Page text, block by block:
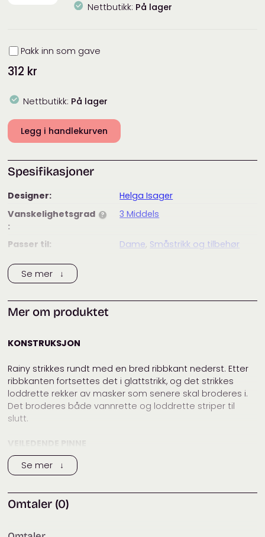
Nettbutikk: På lager
Innpakning
Pakk inn som gave
312 kr
Nettbutikk: På lager
Legg i handlekurven
Spesifikasjoner
Designer:
Helga Isager
Vanskelighetsgrad ?
:
3 Middels
Passer til: Dame, Småstrikk og tilbehør
Merke:
Tags:
Kategorier:
Se mer ↓
Mer om produktet
KONSTRUKSJON
Rainy strikkes rundt med en bred ribbkant nederst. Etter
ribbkanten fortsettes det i glattstrikk, og det strikkes
loddrette rekker av masker som senere skal broderes i.
Det broderes både vannrette og loddrette striper til
slutt.
VEILEDENDE PINNE
40 cm rundpinne nr. 3 og 3,5
MATERIALER OG MÅL
50 g Isager Bomulin fv. 23
Se mer ↓
Omtaler (0)